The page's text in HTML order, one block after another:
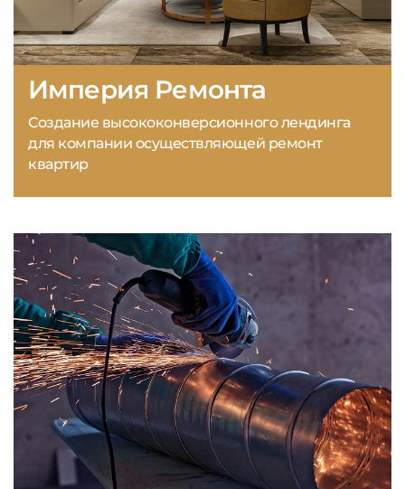
Империя Ремонта
Создание высококонверсионного лендинга
для компании осуществляющей ремонт
квартир